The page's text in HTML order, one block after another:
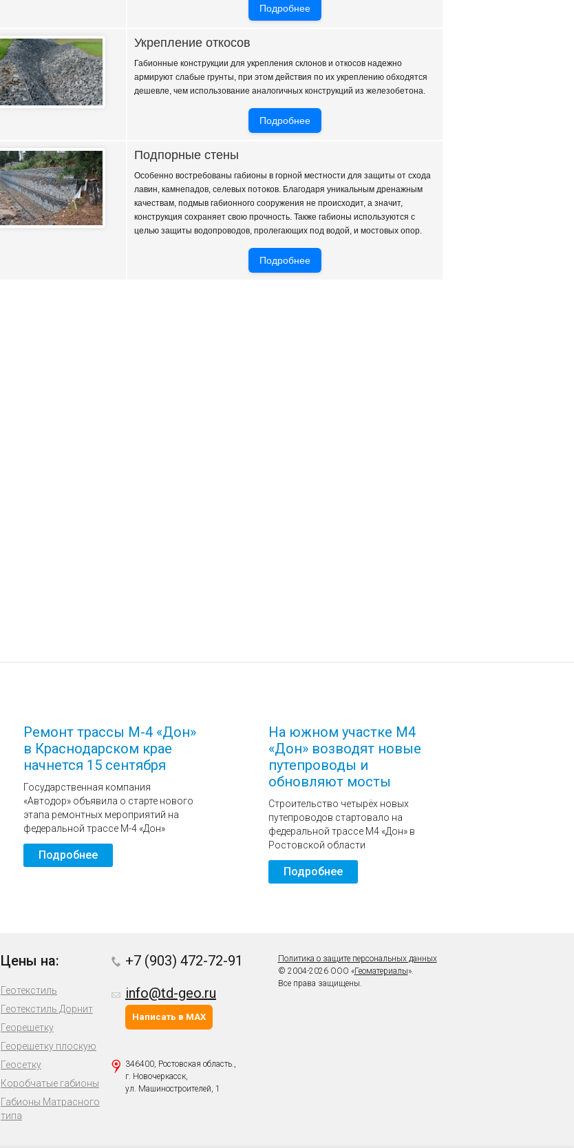
Подробнее
Укрепление откосов
Габионные конструкции для укрепления склонов и откосов надежно
армируют слабые грунты, при этом действия по их укреплению обходятся
дешевле, чем использование аналогичных конструкций из железобетона.
Подробнее
Подпорные стены
Особенно востребованы габионы в горной местности для защиты от схода
лавин, камнепадов, селевых потоков. Благодаря уникальным дренажным
качествам, подмыв габионного сооружения не происходит, а значит,
конструкция сохраняет свою прочность. Также габионы используются с
целью защиты водопроводов, пролегающих под водой, и мостовых опор.
Подробнее
Ремонт трассы М-4 «Дон»
в Краснодарском крае
начнется 15 сентября
Государственная компания
«Автодор» объявила о старте нового
этапа ремонтных мероприятий на
федеральной трассе М-4 «Дон»
Подробнее
На южном участке М4
«Дон» возводят новые
путепроводы и
обновляют мосты
Строительство четырёх новых
путепроводов стартовало на
федеральной трассе М4 «Дон» в
Ростовской области
Подробнее
Цены на:
Геотекстиль
Геотекстиль Дорнит
Георешетку
Георешетку плоскую
Геосетку
Коробчатые габионы
Габионы Матрасного
типа
+7 (903) 472-72-91
info@td-geo.ru
Написать в MAX
346400, Ростовская область.,
г. Новочеркасск,
ул. Машиностроителей, 1
Политика о защите персональных данных
© 2004-2026 ООО «Геоматериалы».
Все права защищены.